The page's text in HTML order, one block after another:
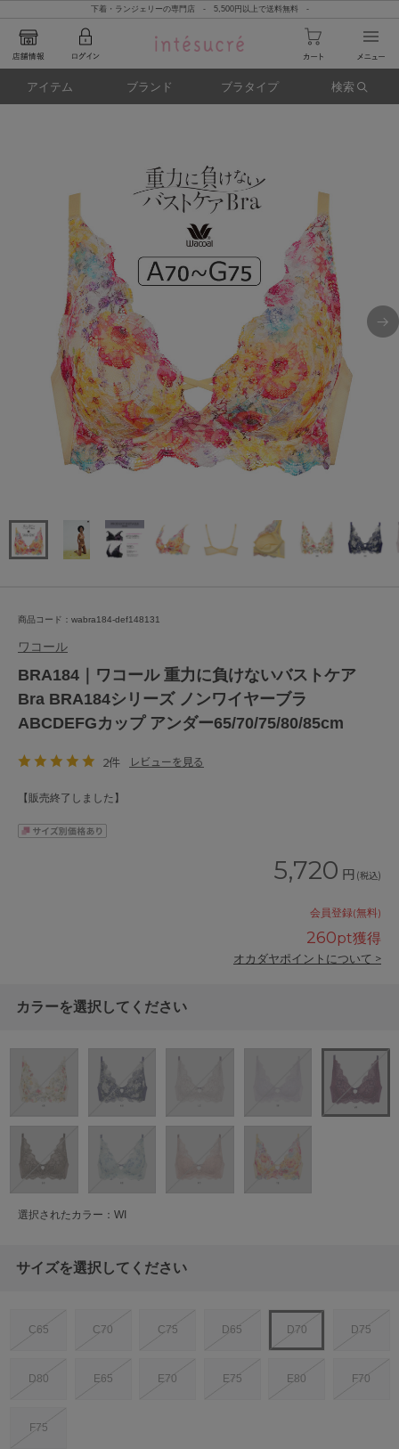
下着・ランジェリーの専門店 - 5,500円以上で送料無料 -
アイテム ブランド ブラタイプ 検索
商品コード：wabra184-def148131
ワコール
BRA184｜ワコール 重力に負けないバストケア
Bra BRA184シリーズ ノンワイヤーブラ
ABCDEFGカップ アンダー65/70/75/80/85cm
2件 レビューを見る
【販売終了しました】
5,720 円 (税込)
会員登録(無料)
260pt獲得
オカダヤポイントについて >
カラーを選択してください
選択されたカラー：WI
サイズを選択してください
C65 C70 C75 D65 D70 D75
D80 E65 E70 E75 E80 F70
F75